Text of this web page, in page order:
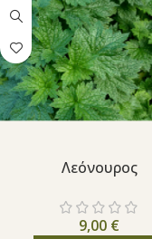
Λεόνουρος
9,00 €